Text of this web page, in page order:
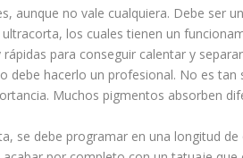
aunque no vale cualquiera. Debe ser
los cuales tienen un
para conseguir calentar y
debe hacerlo un profesional. No es
Muchos pigmentos absorben
se debe programar en una longitud de